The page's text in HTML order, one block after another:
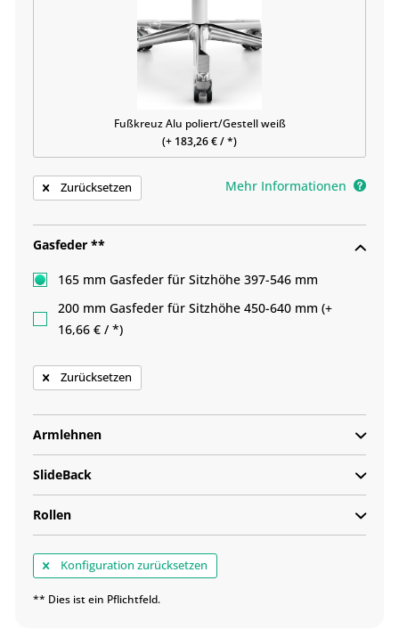
Fußkreuz Alu poliert/Gestell weiß
(+ 183,26 € / *)
Zurücksetzen Mehr Informationen
Gasfeder **
165 mm Gasfeder für Sitzhöhe 397-546 mm
200 mm Gasfeder für Sitzhöhe 450-640 mm (+
16,66 € / *)
Zurücksetzen
Armlehnen
SlideBack
Rollen
Konfiguration zurücksetzen
** Dies ist ein Pflichtfeld.